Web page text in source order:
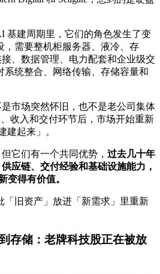
基建周期里，它们的角色发生了变
需要整机柜服务器、液冷、存
、数据管理、电力配套和企业级交
统整合、网络传输、存储容量和
市场突然怀旧，也不是老公司集体
收入和交付环节后，市场开始重新
建起来」。
它们有一个共同优势， 过去几十年
应链、交付经验和基础设施能力，
变得有价值。
「旧资产」放进「新需求」里重新
存储：老牌科技股正在被放